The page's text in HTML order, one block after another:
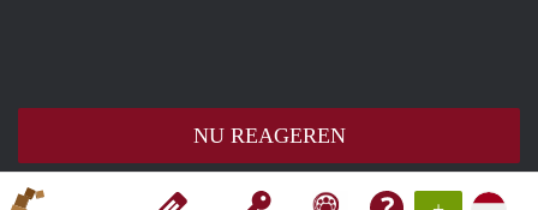
NU REAGEREN